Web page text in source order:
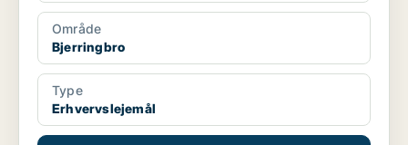
Område
Bjerringbro
Type
Erhvervslejemål